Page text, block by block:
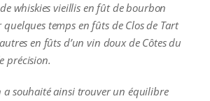
de whiskies vieillis en fût de bourbon
temps en fûts de Clos de Tart
en fûts d’un vin doux de Côtes du
précision.
a souhaité ainsi trouver un équilibre